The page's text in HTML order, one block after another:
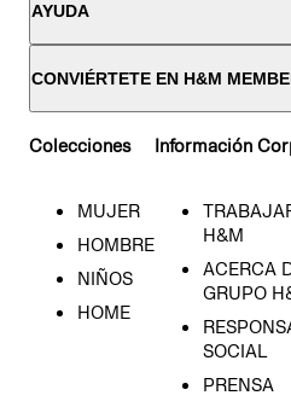
AYUDA
CONVIÉRTETE EN H&M
Colecciones
MUJER
HOMBRE
NIÑOS
HOME
Información
H&M
ACERCA
GRUPO
SOCIAL
PRENSA